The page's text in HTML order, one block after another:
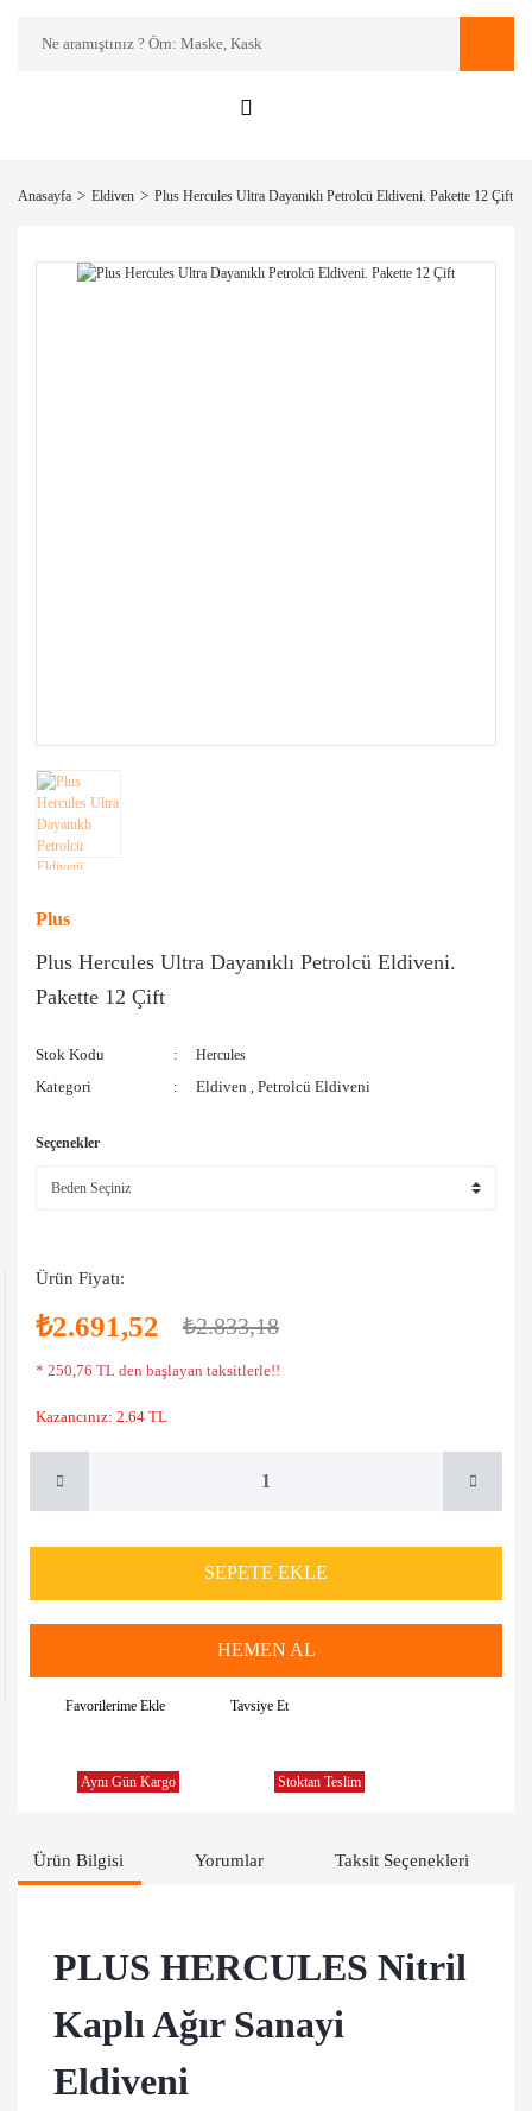
Anasayfa Eldiven Plus Hercules Ultra Dayanıklı Petrolcü Eldiveni. Pakette 12 Çift
Plus
Plus Hercules Ultra Dayanıklı Petrolcü Eldiveni.
Pakette 12 Çift
Stok Kodu Hercules
Kategori Eldiven ,Petrolcü Eldiveni
Seçenekler
Ürün Fiyatı:
₺2.691,52 ₺2.833,18
* 250,76 TL den başlayan taksitlerle!!
Kazancınız: 2.64 TL
SEPETE EKLE
HEMEN AL
Tavsiye Et
Aynı Gün Kargo Stoktan Teslim
Ürün Bilgisi Yorumlar Taksit Seçenekleri
PLUS HERCULES Nitril
Kaplı Ağır Sanayi
Eldiveni